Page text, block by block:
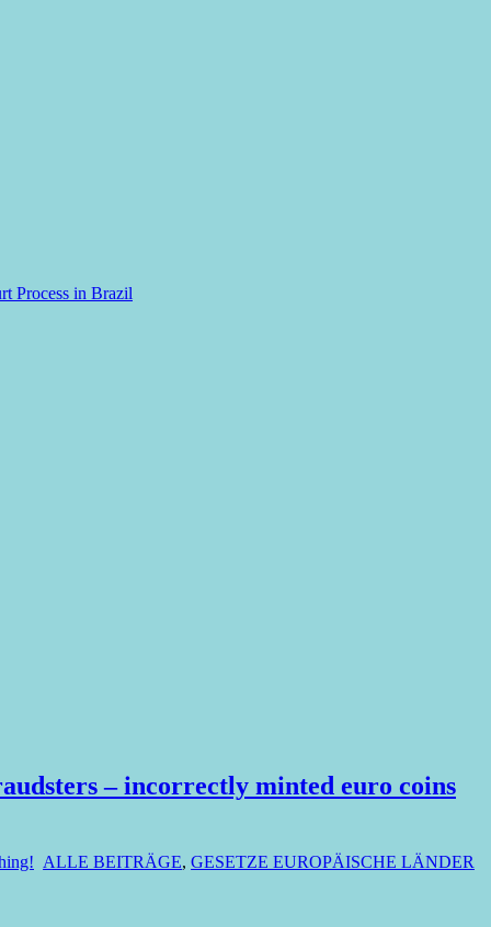
Process in Brazil
– incorrectly minted euro coins
ALLE BEITRÄGE, GESETZE EUROPÄISCHE LÄNDER